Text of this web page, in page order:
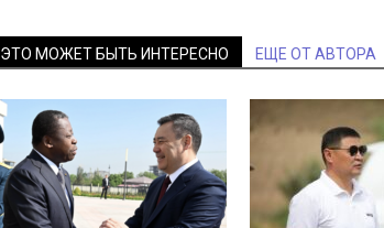
ЭТО МОЖЕТ БЫТЬ ИНТЕРЕСНО ЕЩЕ ОТ АВТОРА